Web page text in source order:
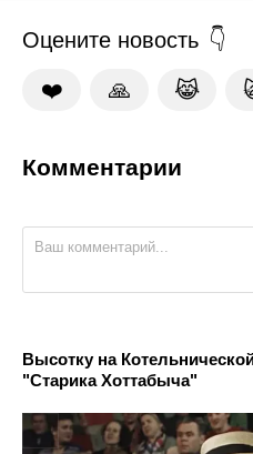
Оцените новость
❤️ 🙏 😹
Комментарии
Высотку на
"Старика Хоттабыча"